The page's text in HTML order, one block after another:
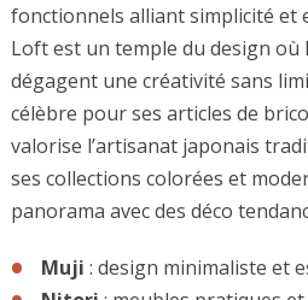
fonctionnels alliant simplicité et
Loft est un temple du design où
dégagent une créativité sans
célèbre pour ses articles de
valorise l’artisanat japonais
ses collections colorées et
panorama avec des déco
Muji : design minimaliste et